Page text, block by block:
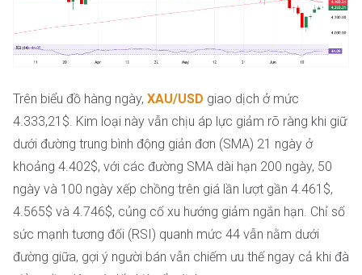
Trên biểu đồ hàng ngày, XAU/USD giao dịch ở mức
4.333,21$. Kim loại này vẫn chịu áp lực giảm rõ ràng khi giữ
dưới đường trung bình động giản đơn (SMA) 21 ngày ở
khoảng 4.402$, với các đường SMA dài hạn 200 ngày, 50
ngày và 100 ngày xếp chồng trên giá lần lượt gần 4.461$,
4.565$ và 4.746$, củng cố xu hướng giảm ngắn hạn. Chỉ số
sức mạnh tương đối (RSI) quanh mức 44 vẫn nằm dưới
đường giữa, gợi ý người bán vẫn chiếm ưu thế ngay cả khi đà